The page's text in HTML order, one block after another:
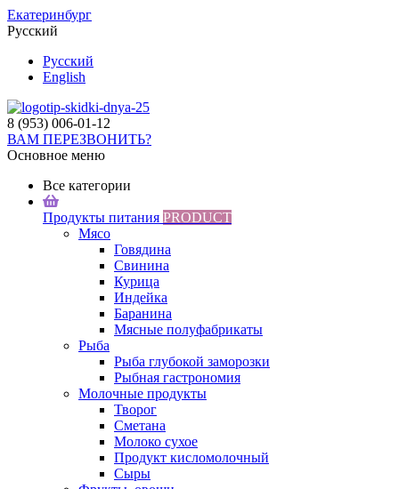
Екатеринбург
Русский
Русский
English
8 (953) 006-01-12
ВАМ ПЕРЕЗВОНИТЬ?
Основное меню
Все категории
Продукты питания PRODUCT
Мясо
Говядина
Свинина
Курица
Индейка
Баранина
Мясные полуфабрикаты
Рыба
Рыба глубокой заморозки
Рыбная гастрономия
Молочные продукты
Творог
Сметана
Молоко сухое
Продукт кисломолочный
Сыры